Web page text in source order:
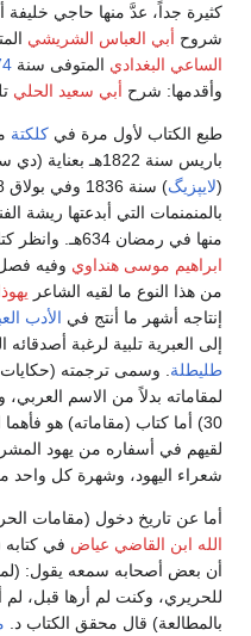
كثيرة جداً، عدَّ منها حاجي
شروح أبي العباس الشريشي
الساعي البغدادي المتوفى سنة
وأقدمها: شرح أبي سعيد الحلي
طبع الكتاب لأول مرة في كلكتة
باريس سنة 1822هـ
(لايپزيگ
بالمنمنمات التي أبدعتها ريشة
منها في رمضان 634هـ. وانظر كتاب (
ابراهيم موسى هنداوي
من هذا النوع ما لقيه الشاعر
إنتاجه أشهر ما أنتج في الأدب
إلى العبرية تلبية لرغبة
طليطلة. وسمى ترجمته (حكايات
لمقاماته بدلاً من الاسم
لقيهم في أسفاره من يهود
شعراء اليهود، وشهرة كل واحد
أما عن تاريخ دخول (مقامات
الله ابن القاضي عياض
أن بعض أصحابه سمعه يقول:
للحريري، وكنت لم أرها قبل، لم
بالمطالعة) قال محقق الكتاب د.